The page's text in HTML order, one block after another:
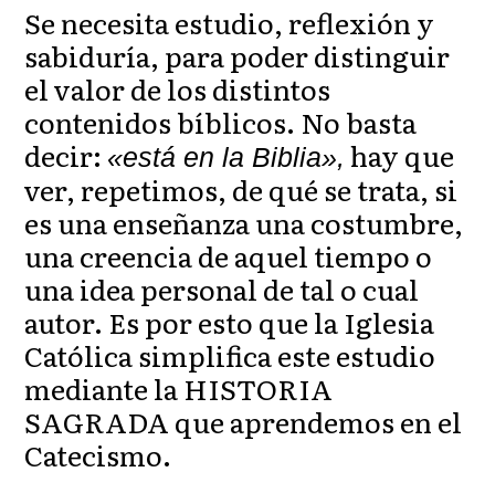
Se necesita estudio, reflexión y
sabiduría, para poder distinguir
el valor de los distintos
contenidos bíblicos. No basta
decir: «está en la Biblia», hay que
ver, repetimos, de qué se trata, si
es una enseñanza una costumbre,
una creencia de aquel tiempo o
una idea personal de tal o cual
autor. Es por esto que la Iglesia
Católica simplifica este estudio
mediante la HISTORIA
SAGRADA que aprendemos en el
Catecismo.